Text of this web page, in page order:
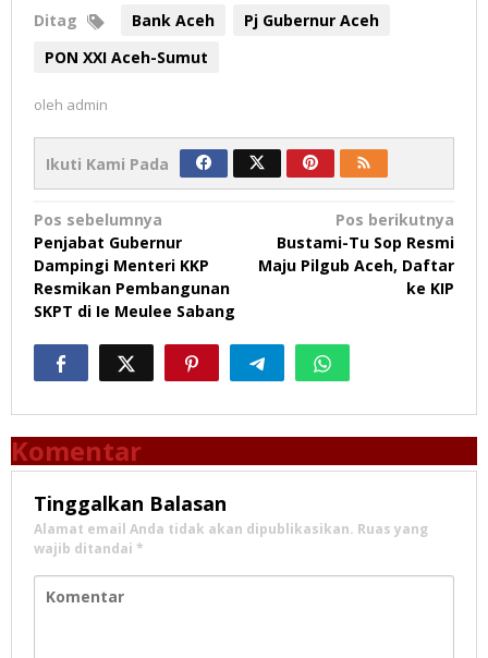
Ditag Bank Aceh
Pj Gubernur Aceh
PON XXI Aceh-Sumut
oleh admin
Ikuti Kami Pada
Navigasi
pos
Pos sebelumnya
Penjabat Gubernur
Dampingi Menteri KKP
Resmikan Pembangunan
SKPT di Ie Meulee Sabang
Pos berikutnya
Bustami-Tu Sop Resmi
Maju Pilgub Aceh, Daftar
ke KIP
Komentar
Tinggalkan Balasan
Alamat email Anda tidak akan dipublikasikan. Ruas yang
wajib ditandai *